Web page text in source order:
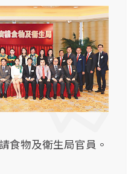
食物及衛生局官員。